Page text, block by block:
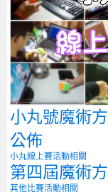
小丸號魔術
公佈
小丸線上賽活動相關
第四屆魔術
其他比賽活動相關